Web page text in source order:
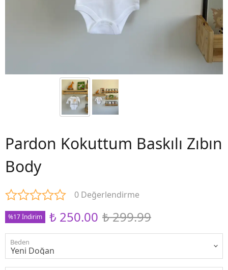
Pardon Kokuttum Baskılı Zıbın
Body
0 Değerlendirme
%17 İndirim ₺ 250.00 ₺ 299.99
Beden